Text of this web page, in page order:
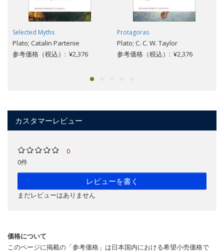
Selected Myths
Plato; Catalin Partenie
参考価格（税込）: ¥2,376
Protagoras
Plato; C. C. W. Taylor
参考価格（税込）: ¥2,376
カスタマーレビュー
0
0件
レビューを書く
まだレビューはありません
価格について
このページに掲載の「参考価格」は日本国内における希望小売価格で